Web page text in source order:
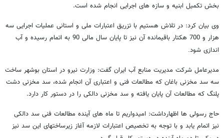
بخش تکمیل ابنیه و سازه های اجرایی انجام شده است.
وی بیان کرد: در تلاش هستیم با تزریق اعتبارات ملی و استانی عملیات اجرایی سه
هزار و 700 هکتار باقیمانده آن نیز تا پایان سال مالی 90 به اتمام رسیده و آب
اندازی شود.
مدیرعامل شرکت مدیریت منابع آب ایران گفت: وزارت نیرو در استان بوشهر ساخت
سه سد مخزنی باغان که مطالعات فنی و اعتباری آن انجام شده، سد مخزنی دشت
پلنگ که مطالعات آن پایان یافته و سد مخزنی دالکی را در دستور کار دارد.
حاج رسولی ها اظهارداشت: امیدواریم تا ماه های آینده مطالعات فنی سد دالکی
نیز اتمام یابد و با توجه به تخصیص اعتبارات لازمه آغاز زیرساختهای این سد نیز